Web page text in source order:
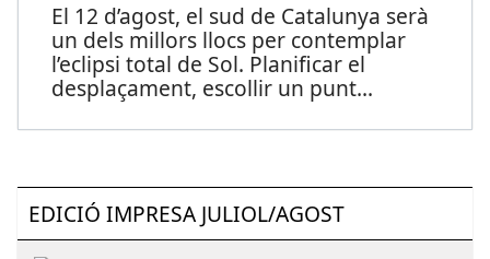
El 12 d’agost, el sud de Catalunya serà
un dels millors llocs per contemplar
l’eclipsi total de Sol. Planificar el
desplaçament, escollir un punt...
EDICIÓ IMPRESA JULIOL/AGOST